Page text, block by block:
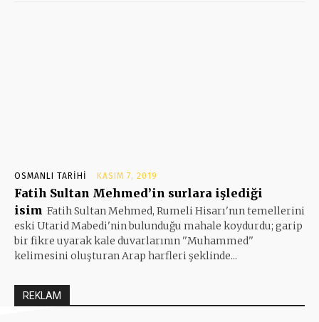
OSMANLI TARIHI KASIM 7, 2019
Fatih Sultan Mehmed’in surlara işlediği
isim Fatih Sultan Mehmed, Rumeli Hisarı'nın temellerini
eski Utarid Mabedi'nin bulunduğu mahale koydurdu; garip
bir fikre uyarak kale duvarlarının ''Muhammed''
kelimesini oluşturan Arap harfleri şeklinde...
REKLAM